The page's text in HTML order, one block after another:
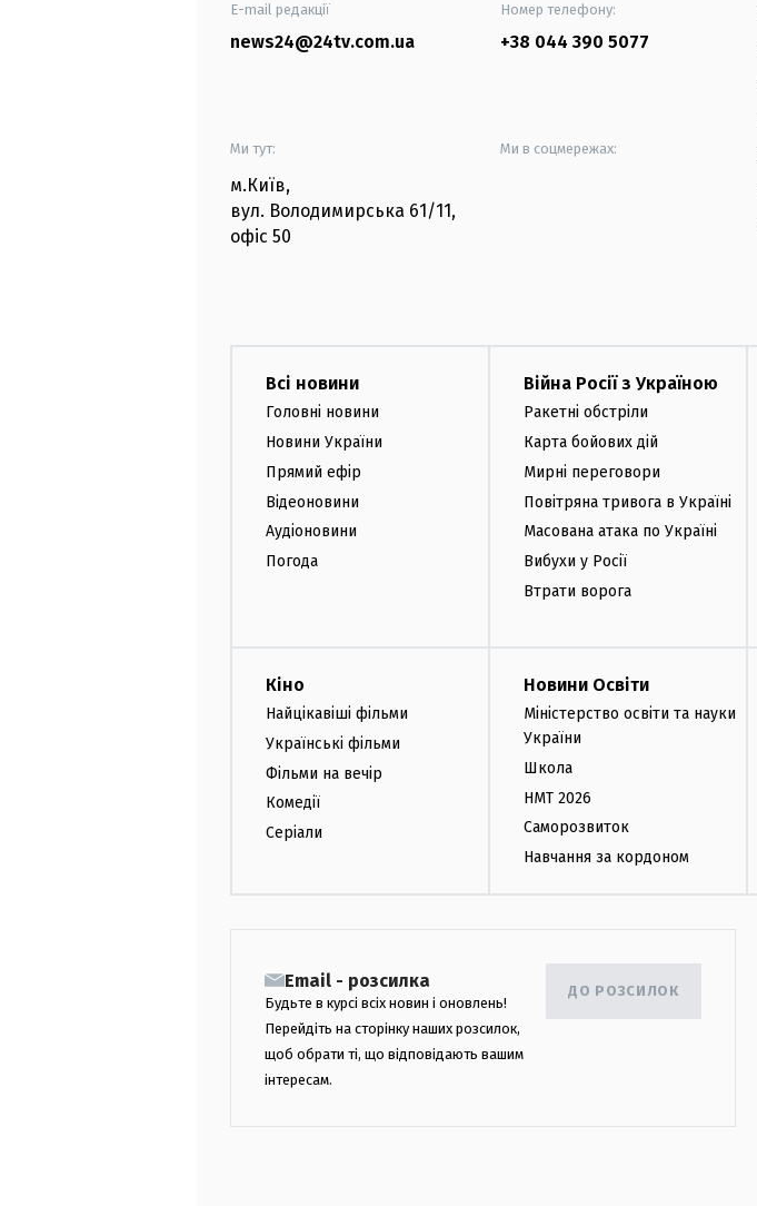
E-mail редакції
news24@24tv.com.ua
Номер телефону:
+38 044 390 5077
Ми тут:
м.Київ,
вул. Володимирська 61/11,
офіс 50
Ми в соцмережах:
Всі новини
Головні новини
Новини України
Прямий ефір
Відеоновини
Аудіоновини
Погода
Війна Росії з Україною
Ракетні обстріли
Карта бойових дій
Мирні переговори
Повітряна тривога в Україні
Масована атака по Україні
Вибухи у Росії
Втрати ворога
Кіно
Найцікавіші фільми
Українські фільми
Фільми на вечір
Комедії
Серіали
Новини Освіти
Міністерство освіти та науки
України
Школа
НМТ 2026
Саморозвиток
Навчання за кордоном
Email - розсилка
Будьте в курсі всіх новин і оновлень!
Перейдіть на сторінку наших розсилок,
щоб обрати ті, що відповідають вашим
інтересам.
ДО РОЗСИЛОК